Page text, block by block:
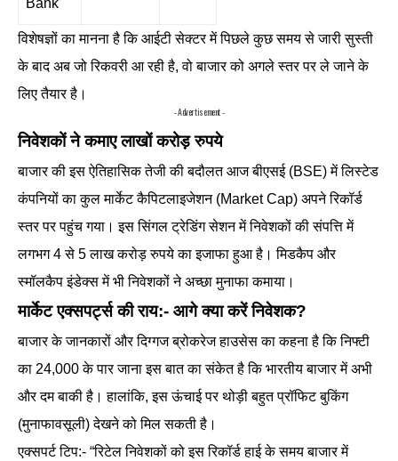
Bank
विशेषज्ञों का मानना है कि आईटी सेक्टर में पिछले कुछ समय से जारी सुस्ती
के बाद अब जो रिकवरी आ रही है, वो बाजार को अगले स्तर पर ले जाने के
लिए तैयार है।
- Advertisement -
निवेशकों ने कमाए लाखों करोड़ रुपये
बाजार की इस ऐतिहासिक तेजी की बदौलत आज बीएसई (BSE) में लिस्टेड
कंपनियों का कुल मार्केट कैपिटलाइजेशन (Market Cap) अपने रिकॉर्ड
स्तर पर पहुंच गया। इस सिंगल ट्रेडिंग सेशन में निवेशकों की संपत्ति में
लगभग 4 से 5 लाख करोड़ रुपये का इजाफा हुआ है। मिडकैप और
स्मॉलकैप इंडेक्स में भी निवेशकों ने अच्छा मुनाफा कमाया।
मार्केट एक्सपर्ट्स की राय:- आगे क्या करें निवेशक?
बाजार के जानकारों और दिग्गज ब्रोकरेज हाउसेस का कहना है कि निफ्टी
का 24,000 के पार जाना इस बात का संकेत है कि भारतीय बाजार में अभी
और दम बाकी है। हालांकि, इस ऊंचाई पर थोड़ी बहुत प्रॉफिट बुकिंग
(मुनाफावसूली) देखने को मिल सकती है।
एक्सपर्ट टिप:- “रिटेल निवेशकों को इस रिकॉर्ड हाई के समय बाजार में